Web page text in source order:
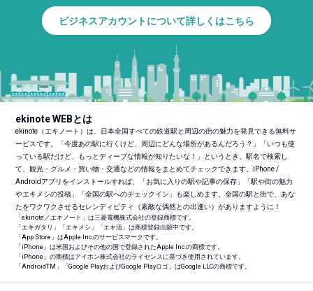
ビジネスアカウントについて詳しくはこちら
ekinote WEBとは
ekinote（エキノート）は、日本全国すべての鉄道駅と周辺の街の魅力を発見できる無料サ
ービスです。「今度あの駅に行くけど、周辺にどんな場所があるんだろう？」「いつも使
っている駅だけど、もっとディープな情報が知りたいな！」というとき、駅名で検索し
て、観光・グルメ・買い物・交通などの情報をまとめてチェックできます。iPhone /
Androidアプリをインストールすれば、「お気に入りの駅や記事の保存」「駅や街の魅力
やエキメシの投稿」「全国の駅へのチェックイン」も楽しめます。全国の駅と街で、あな
たをワクワクさせるセレンディピティ（素敵な偶然との出逢い）がありますように！
「ekinote／エキノート」は三菱電機株式会社の登録商標です。
「エキガタリ」「エキメシ」「エキ活」は商標登録出願中です。
「App Store」はApple Inc.のサービスマークです。
「iPhone」は米国およびその他の国で登録されたApple Inc.の商標です。
「iPhone」の商標はアイホン株式会社のライセンスに基づき使用されています。
「AndroidTM 」「Google PlayおよびGoogle Playロゴ」はGoogle LLCの商標です。